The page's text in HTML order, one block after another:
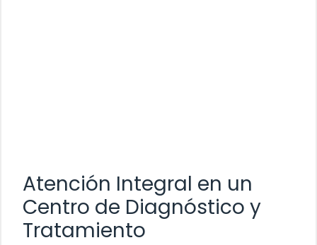
Atención Integral en un
Centro de Diagnóstico y
Tratamiento